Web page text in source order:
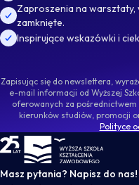
Zaproszenia na
zamknięte.
Inspirujące wskazówki i
Zapisując się do newslettera,
e-mail informacji od Wyższej
oferowanych za
kierunków studiów, promocji
Polityce
WSKZ - strona główna
Masz pytania? Napisz do nas!